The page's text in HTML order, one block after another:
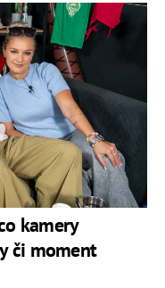
kamery
či moment